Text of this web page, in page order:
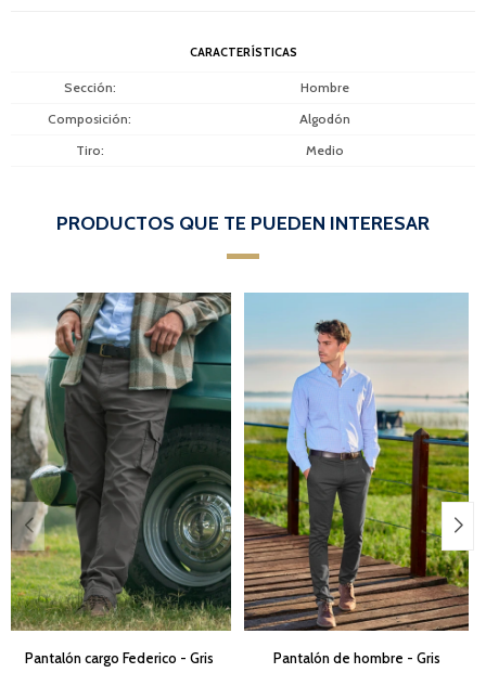
CARACTERÍSTICAS
Sección
Hombre
Composición
Algodón
Tiro
Medio
PRODUCTOS QUE TE PUEDEN INTERESAR
Pantalón cargo Federico - Gris Pantalón de hombre - Gris